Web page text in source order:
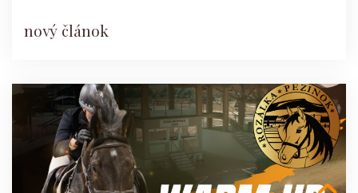
nový článok